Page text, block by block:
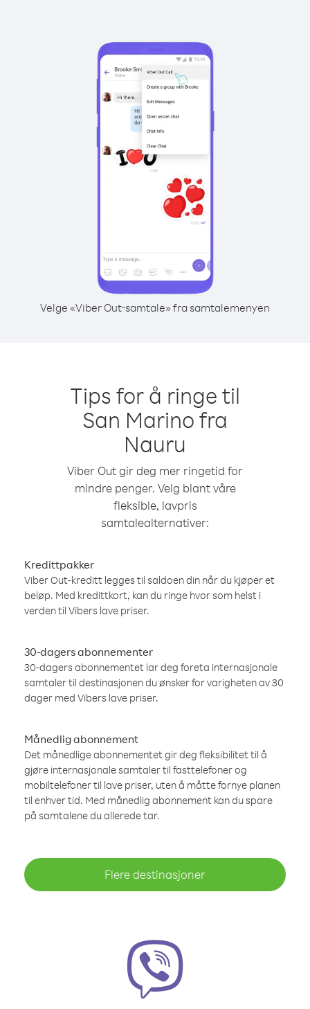
Velge «Viber Out-samtale» fra samtalemenyen
Tips for å ringe til
San Marino fra
Nauru
Viber Out gir deg mer ringetid for
mindre penger. Velg blant våre
fleksible, lavpris
samtalealternativer:
Kredittpakker
Viber Out-kreditt legges til saldoen din når du kjøper et
beløp. Med kredittkort, kan du ringe hvor som helst i
verden til Vibers lave priser.
30-dagers abonnementer
30-dagers abonnementet lar deg foreta internasjonale
samtaler til destinasjonen du ønsker for varigheten av 30
dager med Vibers lave priser.
Månedlig abonnement
Det månedlige abonnementet gir deg fleksibilitet til å
gjøre internasjonale samtaler til fasttelefoner og
mobiltelefoner til lave priser, uten å måtte fornye planen
til enhver tid. Med månedlig abonnement kan du spare
på samtalene du allerede tar.
Flere destinasjoner